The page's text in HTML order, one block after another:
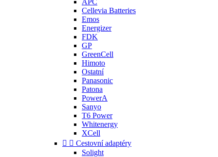
Cellevia Batteries
Emos
Energizer
FDK
GP
GreenCell
Himoto
Ostatní
Panasonic
Patona
PowerA
Sanyo
T6 Power
Whitenergy
XCell
  Cestovní adaptéry
Solight